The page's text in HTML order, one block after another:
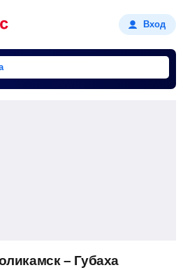
Вход
– Губаха